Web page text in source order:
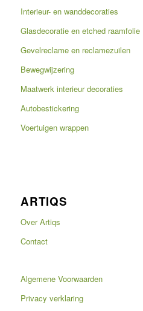
Interieur- en wanddecoraties
Glasdecoratie en etched raamfolie
Gevelreclame en reclamezuilen
Bewegwijzering
Maatwerk interieur decoraties
Autobestickering
Voertuigen wrappen
ARTIQS
Over Artiqs
Contact
Algemene Voorwaarden
Privacy verklaring